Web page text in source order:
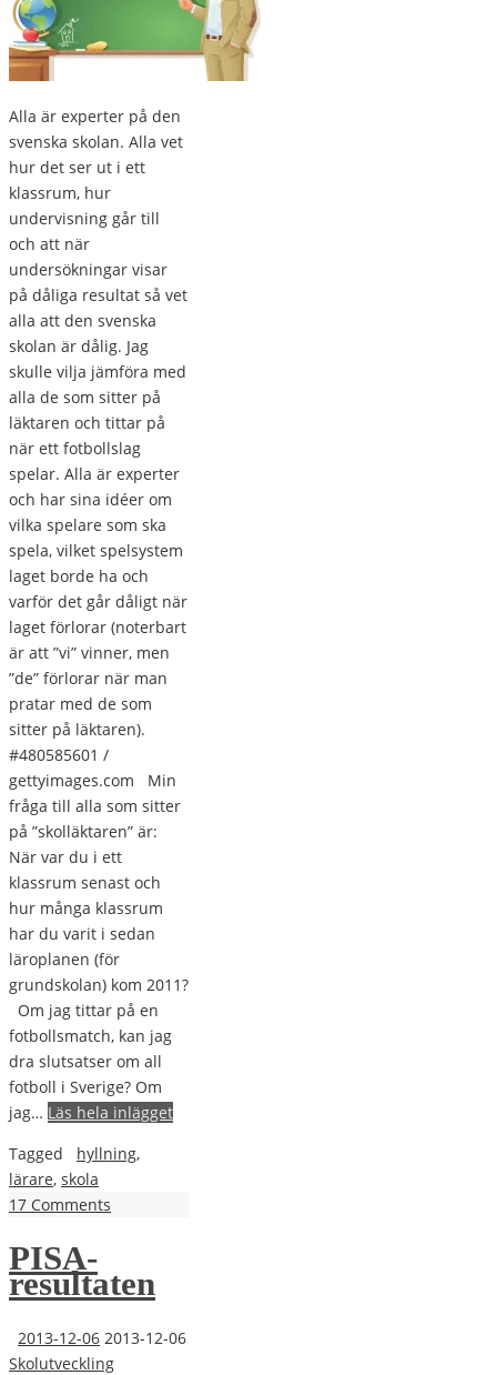
Alla är experter på den
svenska skolan. Alla vet
hur det ser ut i ett
klassrum, hur
undervisning går till
och att när
undersökningar visar
på dåliga resultat så vet
alla att den svenska
skolan är dålig. Jag
skulle vilja jämföra med
alla de som sitter på
läktaren och tittar på
när ett fotbollslag
spelar. Alla är experter
och har sina idéer om
vilka spelare som ska
spela, vilket spelsystem
laget borde ha och
varför det går dåligt när
laget förlorar (noterbart
är att ”vi” vinner, men
”de” förlorar när man
pratar med de som
sitter på läktaren).
#480585601 /
gettyimages.com Min
fråga till alla som sitter
på ”skolläktaren” är:
När var du i ett
klassrum senast och
hur många klassrum
har du varit i sedan
läroplanen (för
grundskolan) kom 2011?
Om jag tittar på en
fotbollsmatch, kan jag
dra slutsatser om all
fotboll i Sverige? Om
jag… Läs hela inlägget
Tagged
hyllning,
lärare, skola
17 Comments
PISA-
resultaten
2013-12-06 2013-12-06
Skolutveckling